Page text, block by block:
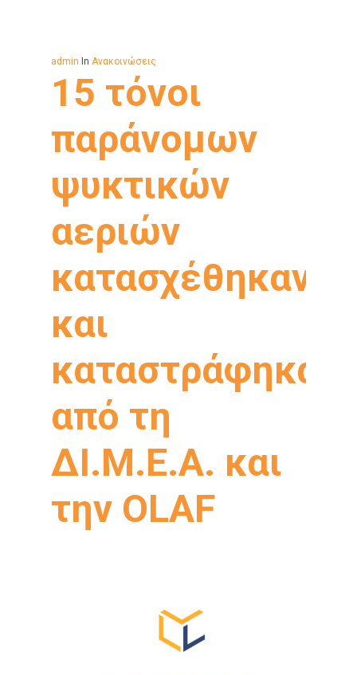
admin In Ανακοινώσεις
15 τόνοι
παράνομων
ψυκτικών
αεριών
κατασχέθηκαν
και
καταστράφηκαν
από τη
ΔΙ.Μ.Ε.Α. και
την OLAF